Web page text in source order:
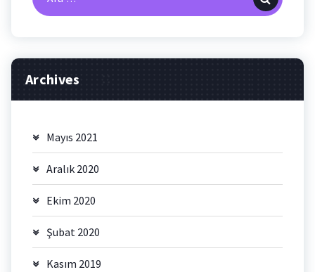
Archives
Mayıs 2021
Aralık 2020
Ekim 2020
Şubat 2020
Kasım 2019